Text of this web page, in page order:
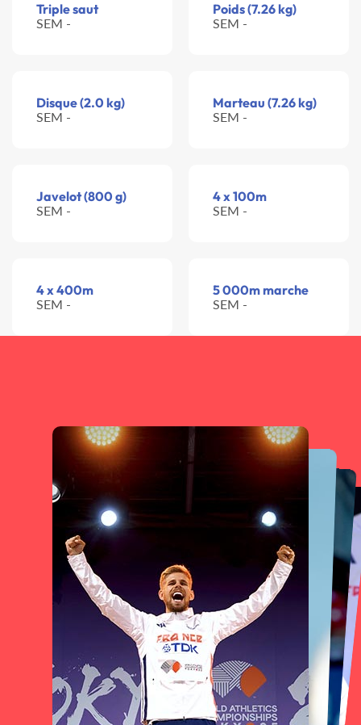
Triple saut
SEM -
Poids (7.26 kg)
SEM -
Disque (2.0 kg)
SEM -
Marteau (7.26 kg)
SEM -
Javelot (800 g)
SEM -
4 x 100m
SEM -
4 x 400m
SEM -
5 000m marche
SEM -